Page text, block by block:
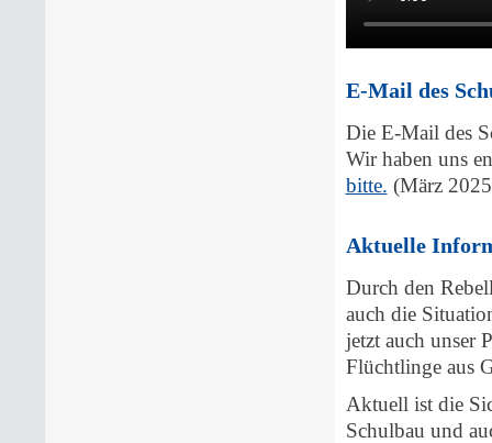
E-Mail des
Die E-Mail des
Wir haben uns
bitte. (März
Aktuelle
Durch den
auch die
jetzt auch unser
Flüchtlinge aus
Aktuell ist die
Schulbau und